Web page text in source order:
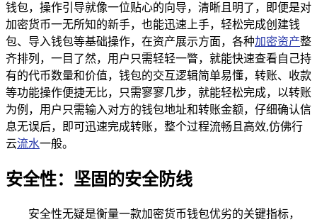
钱包，操作引导就像一位贴心的向导，清晰且明了，即便是对
加密货币一无所知的新手，也能迅速上手，轻松完成创建钱
包、导入钱包等基础操作，在资产展示方面，各种加密资产整
齐排列，一目了然，用户只需轻轻一瞥，就能快速查看自己持
有的代币数量和价值，钱包的交互逻辑简单易懂，转账、收款
等功能操作便捷无比，只需寥寥几步，就能轻松完成，以转账
为例，用户只需输入对方的钱包地址和转账金额，仔细确认信
息无误后，即可迅速完成转账，整个过程流畅且高效,仿佛行
云流水一般。
安全性：坚固的安全防线
安全性无疑是衡量一款加密货币钱包优劣的关键指标，